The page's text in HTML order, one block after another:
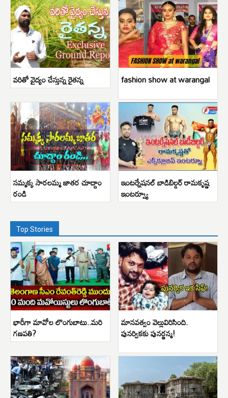
వరితో వైద్యం చేస్తున్న రైతన్న fashion show at warangal
సమ్మక్క సారలమ్మ జాతర చూద్దాం
రండి
ఇంటర్నేషనల్ బాడిబిల్డర్ రామకృష్ణ
ఇంటర్వ్యూ
Top Stories
భారీగా మావోల లొంగుబాటు..మరి
గణపతి?
మానవత్వం వెల్లువిరిసింది.
పునర్వికకు పునర్జన్మ!